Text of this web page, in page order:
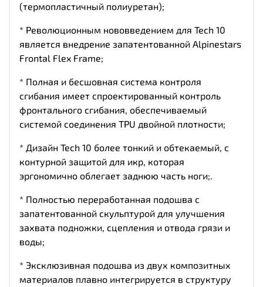
(термопластичный полиуретан);
* Революционным нововведением для Tech 10
является внедрение запатентованной Alpinestars
Frontal Flex Frame;
* Полная и бесшовная система контроля
сгибания имеет спроектированный контроль
фронтального сгибания, обеспечиваемый
системой соединения TPU двойной плотности;
* Дизайн Tech 10 более тонкий и обтекаемый, с
контурной защитой для икр, которая
эргономично облегает заднюю часть ноги;.
* Полностью переработанная подошва с
запатентованной скульптурой для улучшения
захвата подножки, сцепления и отвода грязи и
воды;
* Эксклюзивная подошва из двух композитных
материалов плавно интегрируется в структуру